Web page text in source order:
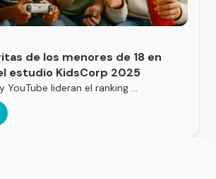
de los menores de 18 en
estudio KidsCorp 2025
YouTube lideran el ranking …